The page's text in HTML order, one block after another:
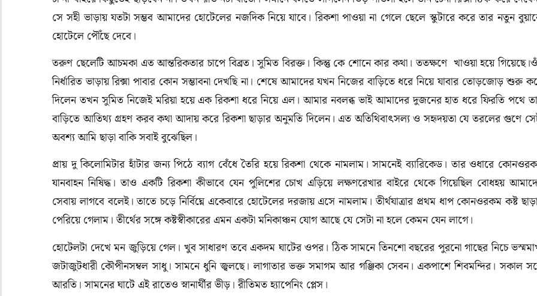
সে সহী ভাড়ায় যতটা সম্ভব আমাদের হোটেলের নজদিক নিয়ে যাবে। রিকশা পাওয়া না গেলে ছেলে স্কুটারে করে তার নতুন
হোটেলে পৌঁছে দেবে।
তরুণ ছেলেটি আচমকা এত আন্তরিকতার চাপে বিব্রত। সুমিত বিরক্ত। কিন্তু কে শোনে কার কথা। ততক্ষণে খাওয়া হয়ে
নির্ধারিত ভাড়ায় রিক্সা পাবার কোন সম্ভাবনা দেখছি না। শেষে আমাদের যখন নিজের বাড়িতে ধরে নিয়ে যাবার তোড়জোড় শুরু
দিলেন তখন সুমিত নিজেই মরিয়া হয়ে এক রিকশা ধরে নিয়ে এল। আমার নবলব্ধ ভাই আমাদের দুজনের হাত ধরে ফিরতি পথে
বাড়িতে আতিথ্য গ্রহণ করব কথা আদায় করে রিকশা ছাড়ার অনুমতি দিলেন। এত অতিথিবাৎসল্য ও সহৃদয়তা যে তরলের গুণে
অবশ্য আমি ছাড়া বাকি সবাই বুঝেছিল।
প্রায় দু কিলোমিটার হাঁটার জন্য পিঠে ব্যাগ বেঁধে তৈরি হয়ে রিকশা থেকে নামলাম। সামনেই ব্যারিকেড। তার ওধারে
যানবাহন নিষিদ্ধ। তাও একটি রিকশা কীভাবে যেন পুলিশের চোখ এড়িয়ে লক্ষণরেখার বাইরে থেকে গিয়েছিল বোধহয়
সেবায় লাগবে বলেই। তাতে চড়ে নির্বিঘ্নে একেবারে হোটেলের দরজায় এসে নামলাম। তীর্থযাত্রার প্রথম ধাপ কোনওরকম কষ্ট
পেরিয়ে গেলাম। তীর্থের সঙ্গে কষ্টস্বীকারের এমন একটা মনিকাঞ্চন যোগ আছে যে সেটা না হলে কেমন যেন লাগে।
হোটেলটা দেখে মন জুড়িয়ে গেল। খুব সাধারণ তবে একদম ঘাটের ওপর। ঠিক সামনে তিনশো বছরের পুরনো গাছের নিচে
জটাজুটধারী কৌপীনসম্বল সাধু। সামনে ধুনি জ্বলছে। লাগাতার ভক্ত সমাগম আর গঞ্জিকা সেবন। একপাশে শিবমন্দির। সকাল
আরতি। সামনের ঘাটে এই রাতেও স্নানার্থীর ভীড়। রীতিমত হ্যাপেনিং প্লেস।